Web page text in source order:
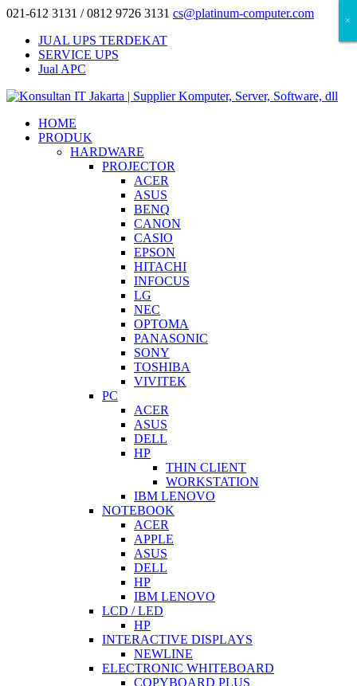
021-612 3131 / 0812 9726 3131 cs@platinum-computer.com
JUAL UPS TERDEKAT
SERVICE UPS
Jual APC
HOME
PRODUK
HARDWARE
PROJECTOR
ACER
ASUS
BENQ
CANON
CASIO
EPSON
HITACHI
INFOCUS
LG
NEC
OPTOMA
PANASONIC
SONY
TOSHIBA
VIVITEK
PC
ACER
ASUS
DELL
HP
THIN CLIENT
WORKSTATION
IBM LENOVO
NOTEBOOK
ACER
APPLE
ASUS
DELL
HP
IBM LENOVO
LCD / LED
HP
INTERACTIVE DISPLAYS
NEWLINE
ELECTRONIC WHITEBOARD
COPYBOARD PLUS
×
×
×